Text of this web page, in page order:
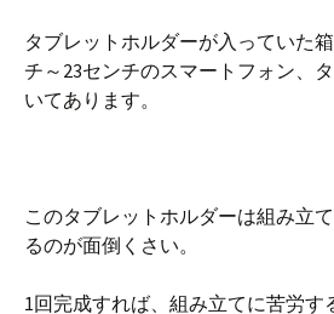
タブレットホルダーが入っていた
チ～23センチのスマートフォン、
いてあります。
このタブレットホルダーは組み立
るのが面倒くさい。
1回完成すれば、組み立てに苦労す